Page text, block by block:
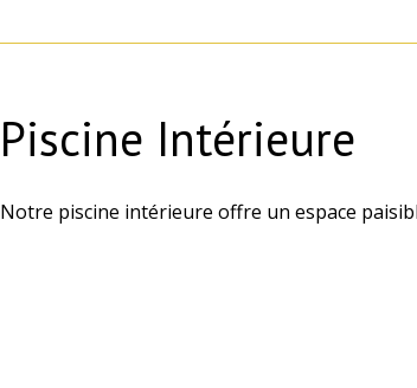
Piscine Intérieure
Notre piscine intérieure offre un espace